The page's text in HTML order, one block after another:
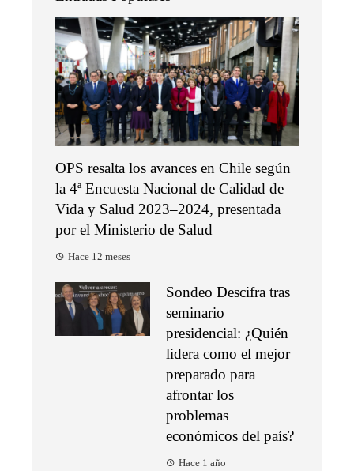
OPS resalta los avances en Chile según
la 4ª Encuesta Nacional de Calidad de
Vida y Salud 2023–2024, presentada
por el Ministerio de Salud
Hace 12 meses
Sondeo Descifra tras
seminario
presidencial: ¿Quién
lidera como el mejor
preparado para
afrontar los
problemas
económicos del país?
Hace 1 año